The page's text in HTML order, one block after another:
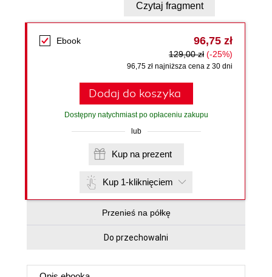
Czytaj fragment
Ebook 96,75 zł
129,00 zł (-25%)
96,75 zł najniższa cena z 30 dni
Dodaj do koszyka
Dostępny natychmiast po opłaceniu zakupu
lub
Kup na prezent
Kup 1-kliknięciem
Przenieś na półkę
Do przechowalni